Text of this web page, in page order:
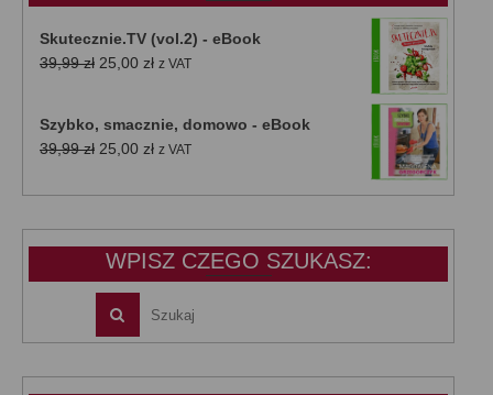
Skutecznie.TV (vol.2) - eBook
39,99zł Pierwotna
39,99 zł.
25,00 złAktualna
25,00 zł.
z VAT
Szybko, smacznie, domowo - eBook
39,99zł Pierwotna
wynosiła:
25,00 złAktualna
wynosi:
z VAT
WPISZ CZEGO SZUKASZ: